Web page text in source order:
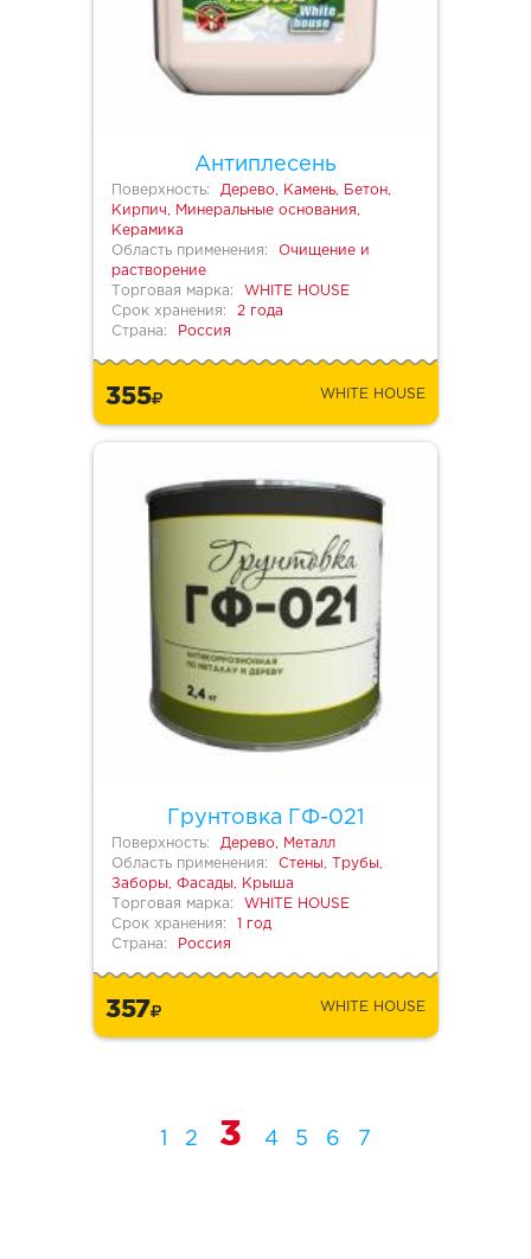
Антиплесень
Поверхность:
Дерево, Камень, Бетон,
Кирпич, Минеральные основания,
Керамика
Область применения:
Очищение и
растворение
Торговая марка:
WHITE HOUSE
Срок хранения:
2 года
Страна:
Россия
355 WHITE HOUSE
Грунтовка ГФ-021
Поверхность:
Дерево, Металл
Область применения:
Стены, Трубы,
Заборы, Фасады, Крыша
Торговая марка:
WHITE HOUSE
Срок хранения:
1 год
Страна:
Россия
357 WHITE HOUSE
2 3 4 5 6 7